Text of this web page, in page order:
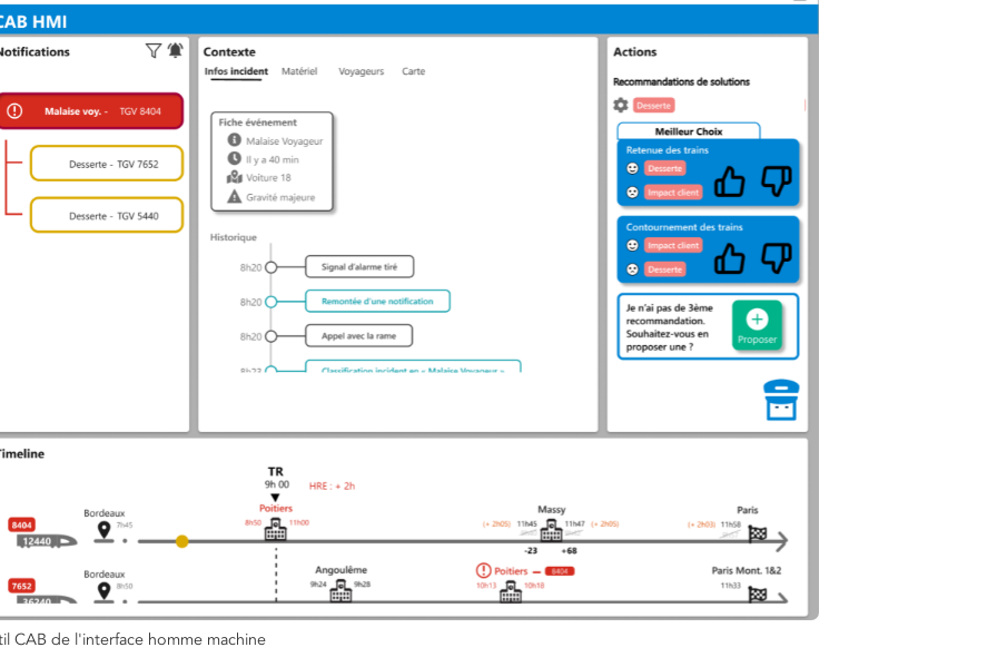
CAB de l'interface homme machine